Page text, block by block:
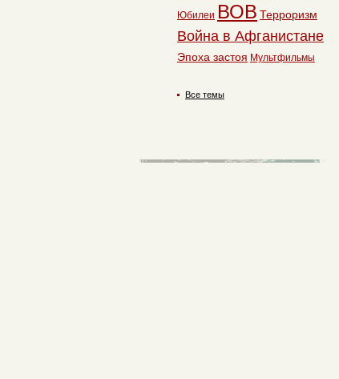
Юбилеи ВОВ Терроризм
Война в Афганистане
Эпоха застоя Мультфильмы
Все темы